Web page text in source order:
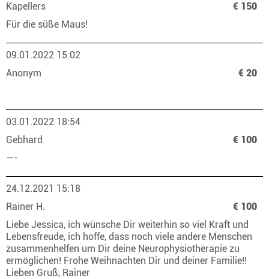
Kapellers
€ 150
Für die süße Maus!
09.01.2022 15:02
Anonym
€ 20
03.01.2022 18:54
Gebhard
€ 100
—-
24.12.2021 15:18
Rainer H.
€ 100
Liebe Jessica, ich wünsche Dir weiterhin so viel Kraft und
Lebensfreude, ich hoffe, dass noch viele andere Menschen
zusammenhelfen um Dir deine Neurophysiotherapie zu
ermöglichen! Frohe Weihnachten Dir und deiner Familie!!
Lieben Gruß, Rainer